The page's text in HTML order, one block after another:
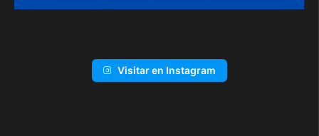
Visitar en Instagram